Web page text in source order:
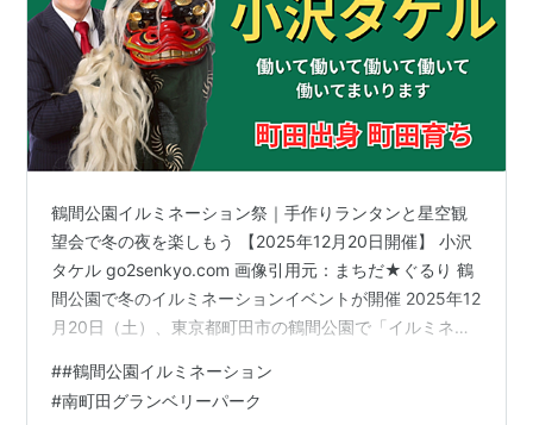
鶴間公園イルミネーション祭｜手作りランタンと星空観
望会で冬の夜を楽しもう 【2025年12月20日開催】 小沢
タケル go2senkyo.com 画像引用元：まちだ★ぐるり 鶴
間公園で冬のイルミネーションイベントが開催 2025年12
月20日（土）、東京都町田市の鶴間公園で「イルミネー
したランタンのあたたかな光と、冬の澄んだ夜空を楽し
める、家族連れにもぴったりのイベントです。 雨天の場
##鶴間公園イルミネーション
#南町田グランベリーパーク